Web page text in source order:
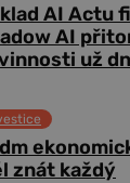
AI Actu
AI
už
znát každý